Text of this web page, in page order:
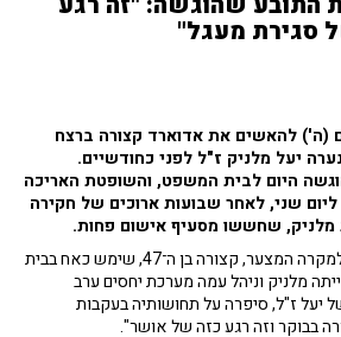
סגירת מעגל"
(ה') להאשים את אדוארד קצורה ברצח
יעל מלניק ז"ל לפני כחודשיים.
היום לבית המשפט, והשופטת האריכה
שני, לאחר שבועות ארוכים של חקירה
שחששו מסעיף אישום פחות.
על פי תיאור הרקע שקדם למקרה המצער, קצורה בן ה־47, שימש כאח בבית
מלניק וניהל עמה מערכת יחסים ערב
יעל ז"ל, סיפרה על תחושותיה בעקבות
בבוקר וזה רגע כזה של אושר".